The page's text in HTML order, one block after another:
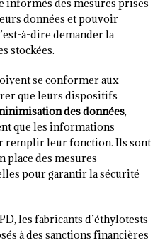
informés des mesures prises
données et pouvoir
à-dire demander la
stockées.
se conformer aux
que leurs dispositifs
des données,
que les informations
remplir leur fonction. Ils sont
place des mesures
pour garantir la sécurité
les fabricants d’éthylotests
à des sanctions financières